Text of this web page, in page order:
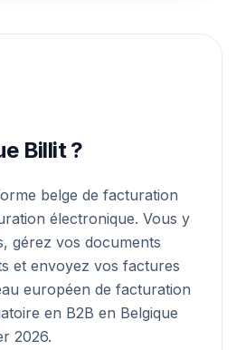
Billit ?
belge de facturation
électronique. Vous y
gérez vos documents
et envoyez vos factures
européen de facturation
en B2B en Belgique
2026.